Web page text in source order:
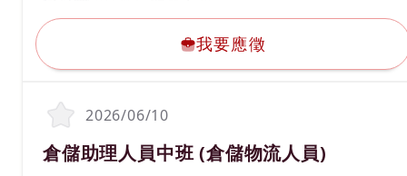
3. 協助聯繫客戶端與異常處理
我要應徵
我要應徵
2026/06/10
職務名稱(職業類別)
倉儲助理人員中班 (倉儲物流人員)